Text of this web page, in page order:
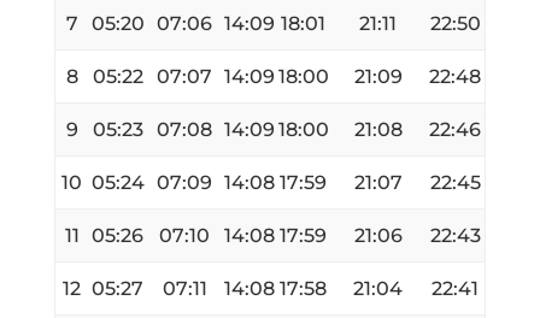
7 05:20 07:06 14:09 18:01 21:11 22:50
8 05:22 07:07 14:09 18:00 21:09 22:48
9 05:23 07:08 14:09 18:00 21:08 22:46
10 05:24 07:09 14:08 17:59 21:07 22:45
11 05:26 07:10 14:08 17:59 21:06 22:43
12 05:27 07:11 14:08 17:58 21:04 22:41